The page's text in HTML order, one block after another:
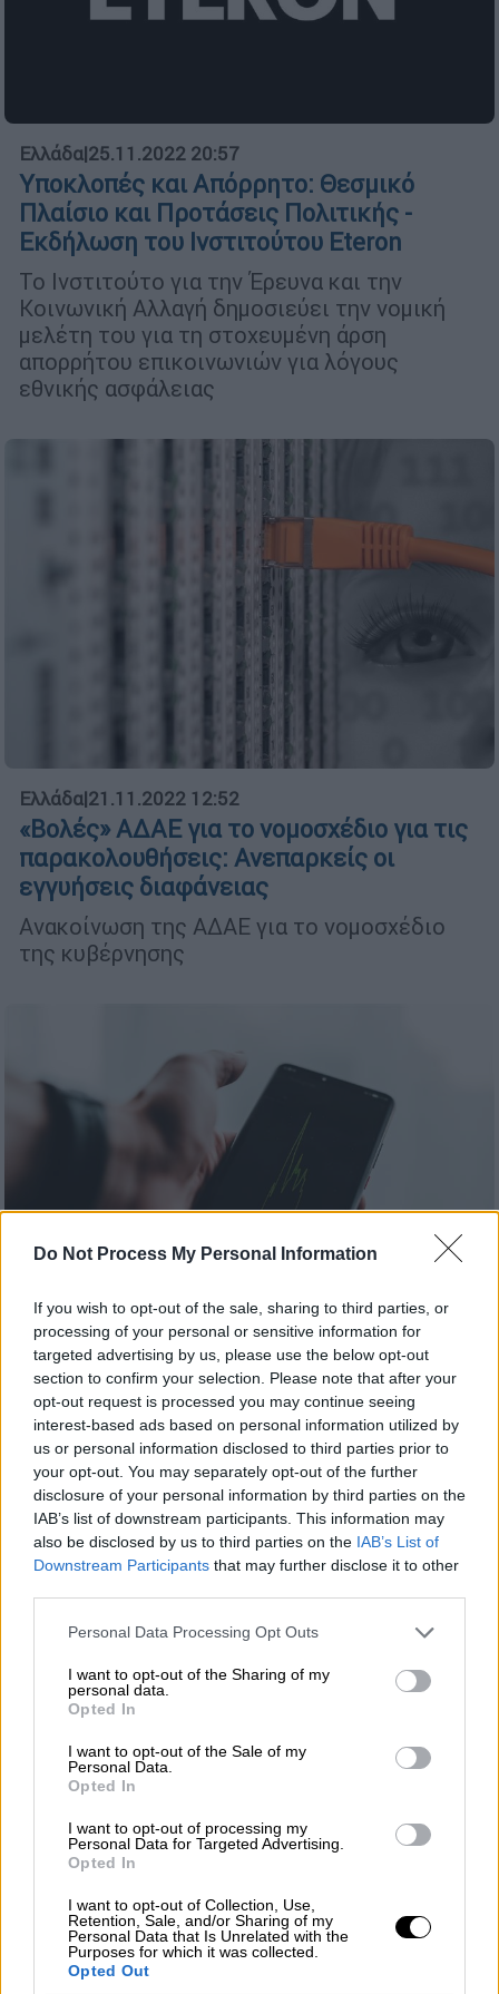
Do Not Process My Personal Information
If you wish to opt-out of the sale, sharing to third parties, or
processing of your personal or sensitive information for
targeted advertising by us, please use the below opt-out
section to confirm your selection. Please note that after your
opt-out request is processed you may continue seeing
interest-based ads based on personal information utilized by
us or personal information disclosed to third parties prior to
your opt-out. You may separately opt-out of the further
disclosure of your personal information by third parties on the
IAB’s list of downstream participants. This information may
also be disclosed by us to third parties on the IAB’s List of
Downstream Participants that may further disclose it to other
Please note that this website/app uses one or more Google
not limited to your visit or usage behaviour. You may click to
grant or deny consent to Google and its third-party tags to
use your data for below specified purposes in below Google
consent section.
Personal Data Processing Opt Outs
I want to opt-out of the Sharing of my
personal data.
Opted In
I want to opt-out of the Sale of my
Personal Data.
Opted In
I want to opt-out of processing my
Personal Data for Targeted Advertising.
Opted In
I want to opt-out of Collection, Use,
Retention, Sale, and/or Sharing of my
Personal Data that Is Unrelated with the
Purposes for which it was collected.
Opted Out
Ελλάδα|25.11.2022 20:57
Υποκλοπές και Απόρρητο: Θεσμικό
Πλαίσιο και Προτάσεις Πολιτικής -
Εκδήλωση του Ινστιτούτου Eteron
Το Ινστιτούτο για την Έρευνα και την
Κοινωνική Αλλαγή δημοσιεύει την νομική
μελέτη του για τη στοχευμένη άρση
απορρήτου επικοινωνιών για λόγους
εθνικής ασφάλειας
Ελλάδα|21.11.2022 12:52
«Βολές» ΑΔΑΕ για το νομοσχέδιο για τις
παρακολουθήσεις: Ανεπαρκείς οι
εγγυήσεις διαφάνειας
Ανακοίνωση της ΑΔΑΕ για το νομοσχέδιο
της κυβέρνησης
Ελλάδα|09.08.2022 07:35
Εκτινάσσονται χρόνο με το χρόνο οι
νόμιμες παρακολουθήσεις - Αόριστα για
λόγους εθνικής ασφάλειας οι
περισσότερες με ισχύ... επ αόριστον
Τι λέει η έκθεση πεπραγμένων της ΑΔΑΕ για
το 2020 - Η Αρχή είχε ήδη προειδοποιήσει
από το 2019
Ελλάδα|05.04.2022 18:45